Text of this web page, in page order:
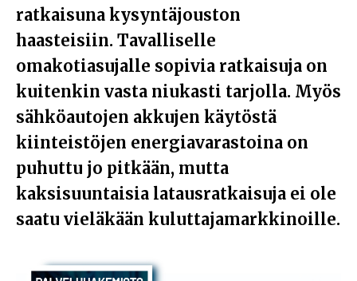
ratkaisuna kysyntäjouston
haasteisiin. Tavalliselle
omakotiasujalle sopivia ratkaisuja on
kuitenkin vasta niukasti tarjolla. Myös
sähköautojen akkujen käytöstä
kiinteistöjen energiavarastoina on
puhuttu jo pitkään, mutta
kaksisuuntaisia latausratkaisuja ei ole
saatu vieläkään kuluttajamarkkinoille.